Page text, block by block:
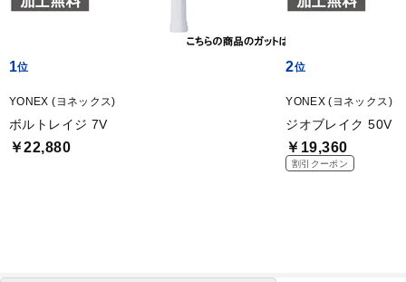
1
YONEX (ヨネックス)
ボルトレイジ 7V
￥22,880
2
YONEX (ヨネックス)
ジオブレイク 50V
￥19,360
割引クーポン